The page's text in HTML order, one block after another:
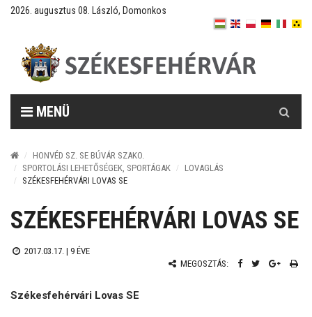
2026. augusztus 08. László, Domonkos
MENÜ
HONVÉD SZ. SE BÚVÁR SZAKO.
SPORTOLÁSI LEHETŐSÉGEK, SPORTÁGAK
LOVAGLÁS
SZÉKESFEHÉRVÁRI LOVAS SE
SZÉKESFEHÉRVÁRI LOVAS SE
2017.03.17. | 9 ÉVE
MEGOSZTÁS:
Székesfehérvári Lovas SE